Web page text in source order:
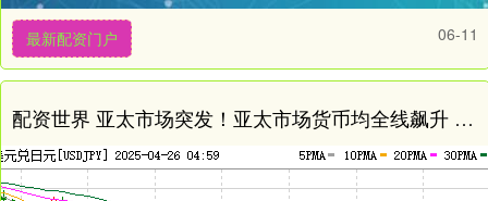
最新配资门户 06-11
配资世界 亚太市场突发！亚太市场货币均全线飙升 泰铢、韩元、印尼卢比等集体大涨